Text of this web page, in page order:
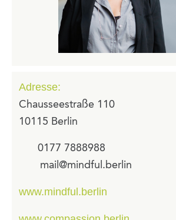
Adresse:
Chausseestraße 110
10115 Berlin
0177 7888988
mail@mindful.berlin
www.mindful.berlin